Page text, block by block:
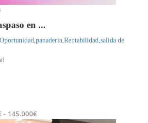
en ...
Oportunidad,panaderia,Rentabilidad,salida de
- 145.000€